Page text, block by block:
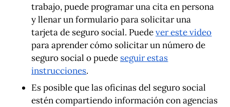
trabajo, puede programar una cita en persona
y llenar un formulario para solicitar una
tarjeta de seguro social. Puedever este video
para aprender cómo solicitar un número de
seguro social o puede seguir estas
instrucciones.
Es posible que las oficinas del seguro social
estén compartiendo información con agencias